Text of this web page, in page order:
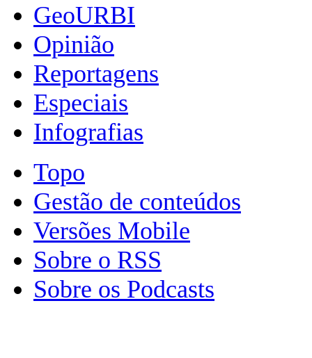
GeoURBI
Opinião
Reportagens
Especiais
Infografias
Topo
Gestão de conteúdos
Versões Mobile
Sobre o RSS
Sobre os Podcasts